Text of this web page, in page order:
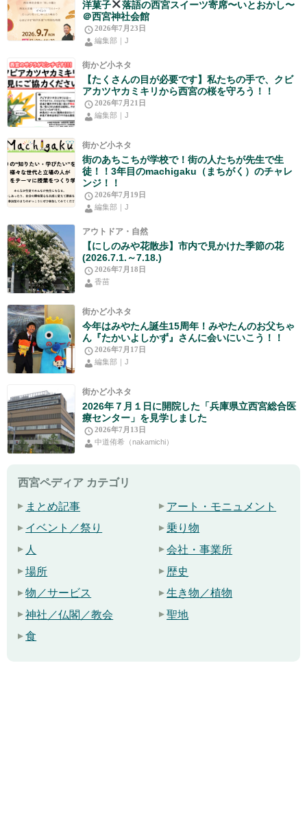
洋菓子
落語の西宮スイーツ寄席〜いとおかし〜
＠西宮神社会館
2026年7月23日
編集部｜J
街かど小ネタ
【たくさんの目が必要です】私たちの手で、クビ
アカツヤカミキリから西宮の桜を守ろう！！
2026年7月21日
編集部｜J
街かど小ネタ
街のあちこちが学校で！街の人たちが先生で生
徒！！3年目のmachigaku（まちがく）のチャレ
ンジ！！
2026年7月19日
編集部｜J
アウトドア・自然
【にしのみや花散歩】市内で見かけた季節の花
(2026.7.1.～7.18.)
2026年7月18日
香苗
街かど小ネタ
今年はみやたん誕生15周年！みやたんのお父ちゃ
ん『たかいよしかず』さんに会いにいこう！！
2026年7月17日
編集部｜J
街かど小ネタ
2026年７月１日に開院した「兵庫県立西宮総合医
療センター」を見学しました
2026年7月13日
中道侑希（nakamichi）
西宮ペディア カテゴリ
まとめ記事
アート・モニュメント
イベント／祭り
乗り物
人
会社・事業所
場所
歴史
物／サービス
生き物／植物
神社／仏閣／教会
聖地
食